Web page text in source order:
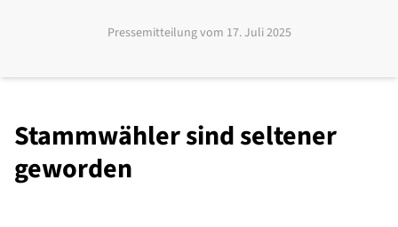
Pressemitteilung vom 17. Juli 2025
Stammwähler sind seltener
geworden